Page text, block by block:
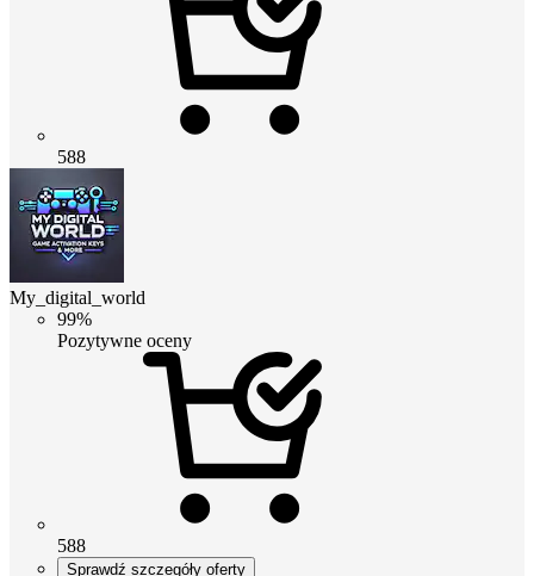
588
My_digital_world
99%
Pozytywne oceny
588
Sprawdź szczegóły oferty